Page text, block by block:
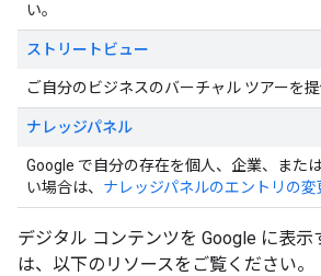
い。
ストリートビュー
ご自分のビジネスのバーチャル ツアーを提
ナレッジパネル
Google で自分の存在を個人、企業、また
い場合は、 ナレッジパネルのエントリの
デジタル コンテンツを Google に表示
は、以下のリソースをご覧ください。